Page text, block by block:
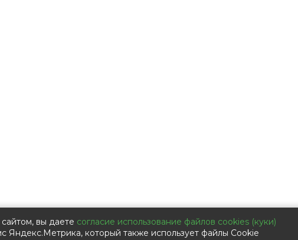
2026 Компания ООО «Алькор-Коммьюникейшин»
вы даете согласие использование файлов cookies (куки)
Яндекс.Метрика, который также использует файлы Cookie